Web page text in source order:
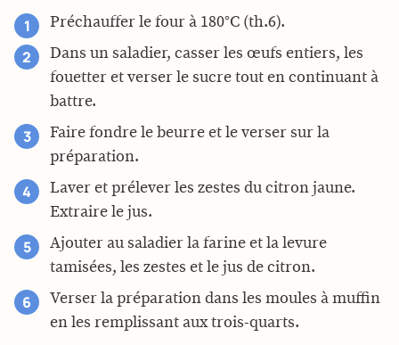
Préchauffer le four à 180°C (th.6).
Dans un saladier, casser les œufs entiers, les
fouetter et verser le sucre tout en continuant à
battre.
Faire fondre le beurre et le verser sur la
préparation.
Laver et prélever les zestes du citron jaune.
Extraire le jus.
Ajouter au saladier la farine et la levure
tamisées, les zestes et le jus de citron.
Verser la préparation dans les moules à muffin
en les remplissant aux trois-quarts.